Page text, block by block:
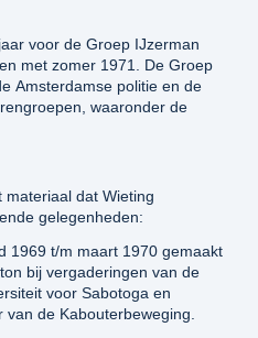
voor de Groep IJzerman
met zomer 1971. De Groep
Amsterdamse politie en de
waaronder de
dat Wieting
gelegenheden:
1969 t/m maart 1970 gemaakt
bij vergaderingen van de
voor Sabotoga en
de Kabouterbeweging.